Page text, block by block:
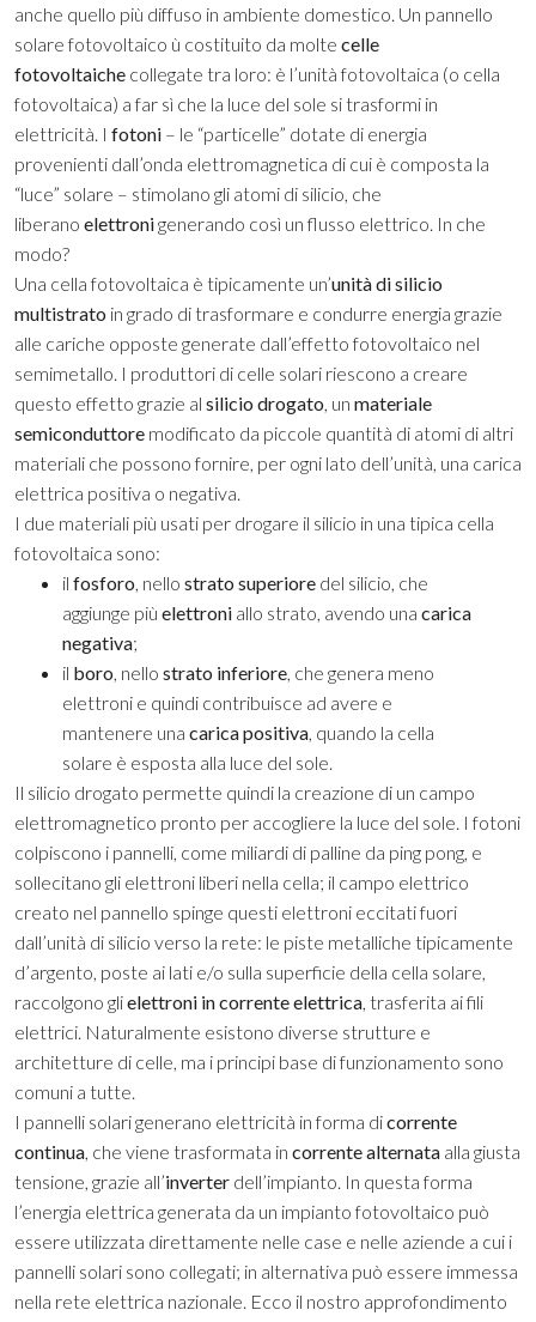
anche quello più diffuso in ambiente domestico. Un pannello
solare fotovoltaico ù costituito da molte celle
fotovoltaiche collegate tra loro: è l’unità fotovoltaica (o cella
fotovoltaica) a far sì che la luce del sole si trasformi in
elettricità. I fotoni – le “particelle” dotate di energia
provenienti dall’onda elettromagnetica di cui è composta la
“luce” solare – stimolano gli atomi di silicio, che
liberano elettronigenerando così un flusso elettrico. In che
modo?
Una cella fotovoltaica è tipicamente un’unità di silicio
multistrato in grado di trasformare e condurre energia grazie
alle cariche opposte generate dall’effetto fotovoltaico nel
semimetallo. I produttori di celle solari riescono a creare
questo effetto grazie al silicio drogato , un materiale
semiconduttore modificato da piccole quantità di atomi di altri
materiali che possono fornire, per ogni lato dell’unità, una carica
elettrica positiva o negativa.
I due materiali più usati per drogare il silicio in una tipica cella
fotovoltaica sono:
il fosforo , nello strato superiore del silicio, che
aggiunge più elettroni allo strato, avendo una carica
negativa;
il boro , nello strato inferiore , che genera meno
elettroni e quindi contribuisce ad avere e
mantenere una carica positiva , quando la cella
solare è esposta alla luce del sole.
Il silicio drogato permette quindi la creazione di un campo
elettromagnetico pronto per accogliere la luce del sole. I fotoni
colpiscono i pannelli, come miliardi di palline da ping pong, e
sollecitano gli elettroni liberi nella cella; il campo elettrico
creato nel pannello spinge questi elettroni eccitati fuori
dall’unità di silicio verso la rete: le piste metalliche tipicamente
d’argento, poste ai lati e/o sulla superficie della cella solare,
raccolgono glielettroni in corrente elettrica , trasferita ai fili
elettrici. Naturalmente esistono diverse strutture e
architetture di celle, ma i principi base di funzionamento sono
comuni a tutte.
I pannelli solari generano elettricità in forma dicorrente
continua , che viene trasformata in corrente alternata alla giusta
tensione, grazie all’inverter dell’impianto. In questa forma
l’energia elettrica generata da un impianto fotovoltaico può
essere utilizzata direttamente nelle case e nelle aziende a cui i
pannelli solari sono collegati; in alternativa può essere immessa
nella rete elettrica nazionale. Ecco il nostro approfondimento